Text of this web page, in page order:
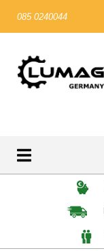
085 0240044